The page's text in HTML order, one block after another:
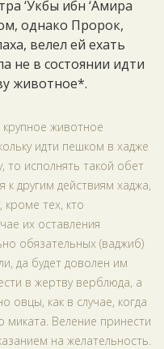
‘Укбы ибн ‘Амира
однако Пророк,
велел ей ехать
не в состоянии идти
животное*.
животное
идти пешком в хадже
то исполнять такой обет
другим действиям хаджа,
кроме тех, кто
их оставления
обязательных (ваджиб)
да будет доволен им
в жертву верблюда, а
овцы, как в случае, когда
миката. Веление принести
на желательность.